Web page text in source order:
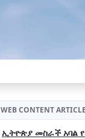
WEB CONTENT ARTICLE
ኢትዮጵያ መስራች አባል